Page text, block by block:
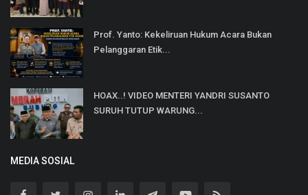
Prof. Yanto: Kekeliruan Hukum Acara Bukan
Pelanggaran Etik...
HOAX..! VIDEO MENTERI YANDRI SUSANTO
SURUH TUTUP WARUNG...
MEDIA SOSIAL